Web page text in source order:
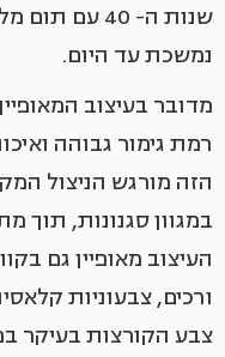
שנות ה- 40
נמשכת עד היום.
מדובר בעיצוב המאופיין
רמת גימור גבוהה
הזה מורגש הניצול
במגוון סגנונות, תוך
העיצוב מאופיין גם
ורכים, צבעוניות
צבע הקורצות בעיקר